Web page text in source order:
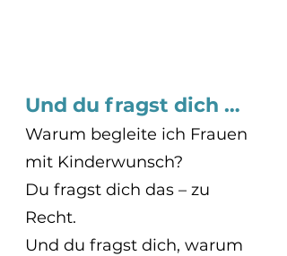
Und du fragst dich …
Warum begleite ich Frauen
mit Kinderwunsch?
Du fragst dich das – zu
Recht.
Und du fragst dich, warum